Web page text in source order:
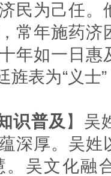
民为己任。
常年施药济
年如一日惠
旌表为“义士
识普及 】吴
深厚。吴姓
。吴文化融